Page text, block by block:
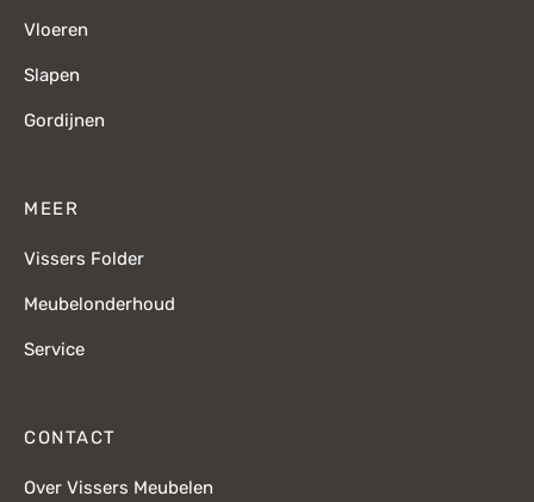
Vloeren
Slapen
Gordijnen
MEER
Vissers Folder
Meubelonderhoud
Service
CONTACT
Over Vissers Meubelen